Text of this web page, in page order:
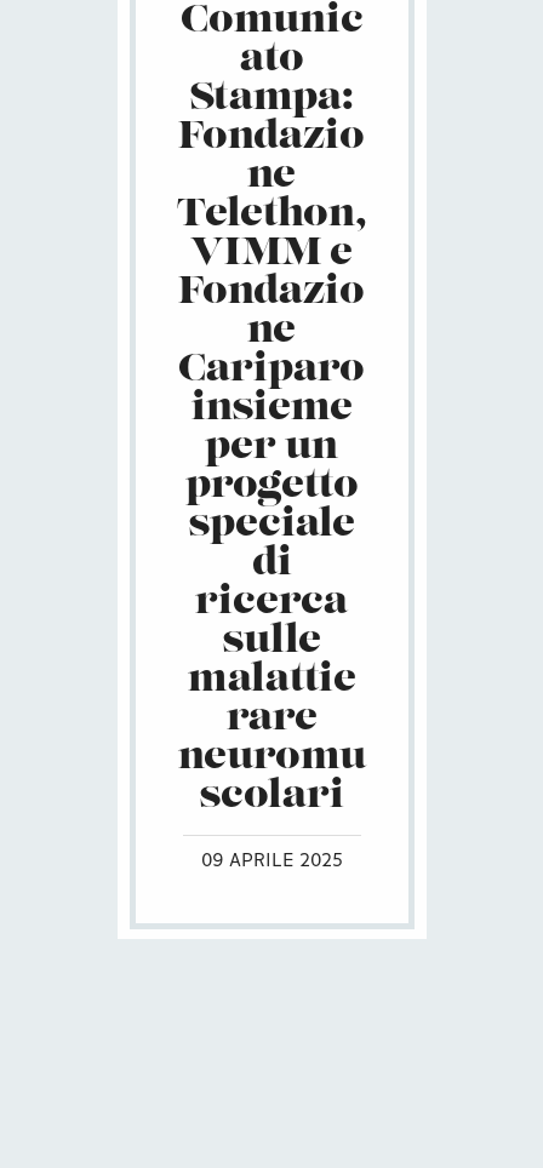
Comunic
ato
Stampa:
Fondazio
ne
Telethon,
VIMM e
Fondazio
ne
Cariparo
insieme
per un
progetto
speciale
di
ricerca
sulle
malattie
rare
neuromu
scolari
09 APRILE 2025